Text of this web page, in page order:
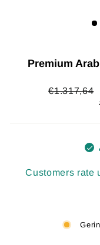
Premium
Normaler
€1.317,64
Customers rate